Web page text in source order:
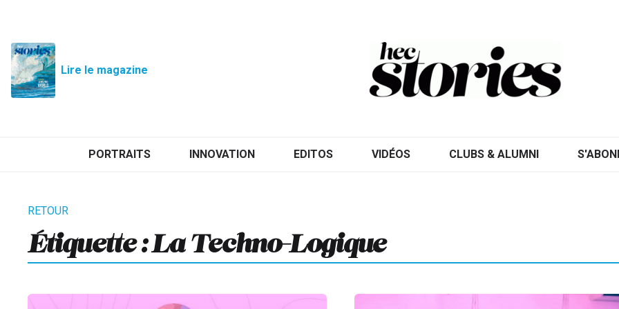
Lire le magazine
PORTRAITS INNOVATION EDITOS VIDÉOS CLUBS & ALUMNI
Étiquette : La Techno-Logique